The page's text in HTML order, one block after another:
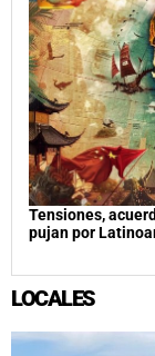
Tensiones,
pujan por
LOCALES